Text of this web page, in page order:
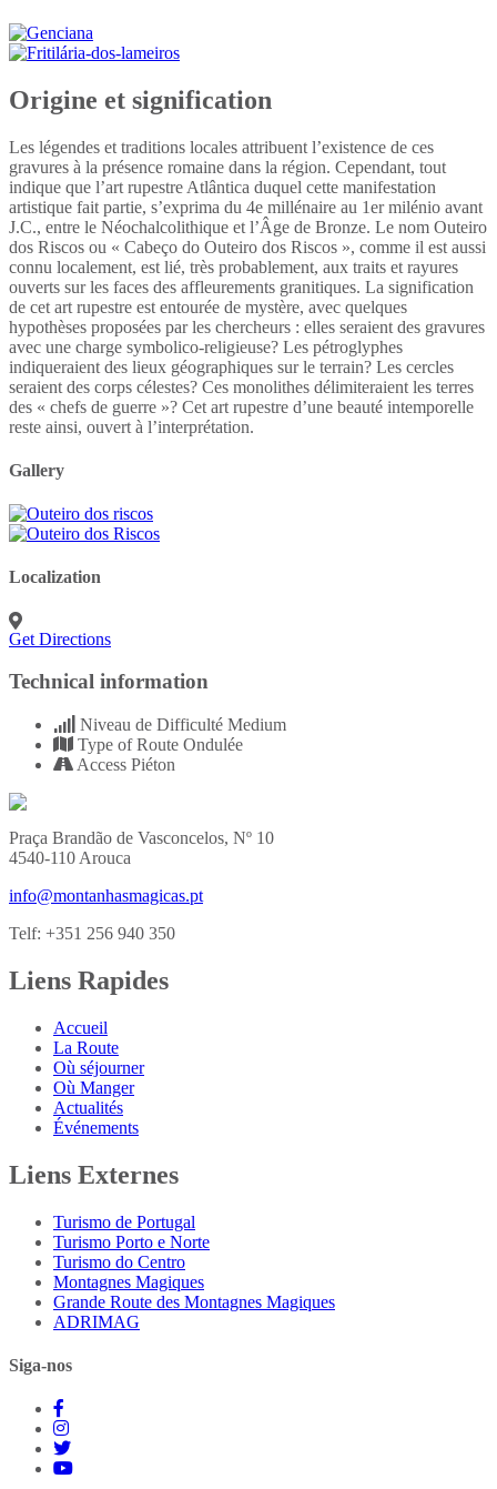
Origine et signification
Les légendes et traditions locales attribuent l’existence de ces
gravures à la présence romaine dans la région. Cependant, tout
indique que l’art rupestre Atlântica duquel cette manifestation
artistique fait partie, s’exprima du 4e millénaire au 1er milénio avant
J.C., entre le Néochalcolithique et l’Âge de Bronze. Le nom Outeiro
dos Riscos ou « Cabeço do Outeiro dos Riscos », comme il est aussi
connu localement, est lié, très probablement, aux traits et rayures
ouverts sur les faces des affleurements granitiques. La signification
de cet art rupestre est entourée de mystère, avec quelques
hypothèses proposées par les chercheurs : elles seraient des gravures
avec une charge symbolico-religieuse? Les pétroglyphes
indiqueraient des lieux géographiques sur le terrain? Les cercles
seraient des corps célestes? Ces monolithes délimiteraient les terres
des « chefs de guerre »? Cet art rupestre d’une beauté intemporelle
reste ainsi, ouvert à l’interprétation.
Gallery
Localization
Get Directions
Technical information
Niveau de Difficulté Medium
Type of Route Ondulée
Access Piéton
Praça Brandão de Vasconcelos, Nº 10
4540-110 Arouca
info@montanhasmagicas.pt
Telf: +351 256 940 350
Liens Rapides
Accueil
La Route
Où séjourner
Où Manger
Actualités
Événements
Liens Externes
Turismo de Portugal
Turismo Porto e Norte
Turismo do Centro
Montagnes Magiques
Grande Route des Montagnes Magiques
ADRIMAG
Siga-nos